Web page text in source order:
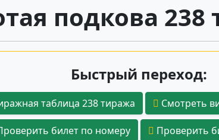
подкова 238
Быстрый переход:
таблица 238 тиража Смотреть
билет по номеру Проверить